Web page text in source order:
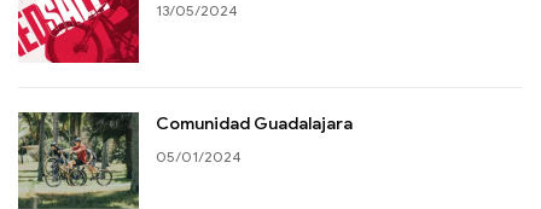
13/05/2024
Comunidad Guadalajara
05/01/2024